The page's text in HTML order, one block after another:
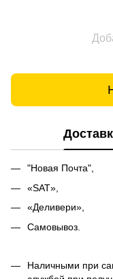
"Новая Почта",
«SAT»,
«Деливери»,
Самовывоз.
Наличными при